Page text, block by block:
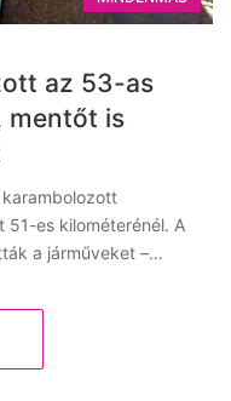
az 53-as
mentőt is
51-es kilométerénél. A
a járműveket –…